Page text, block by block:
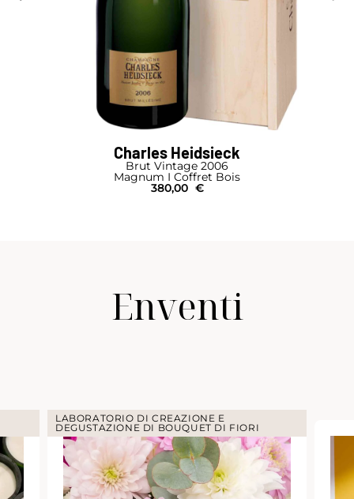
Charles Heidsieck
Brut Vintage 2006
Magnum I Coffret Bois
380,00 €
Enventi
LABORATORIO DI CREAZIONE E
DEGUSTAZIONE DI BOUQUET DI FIORI